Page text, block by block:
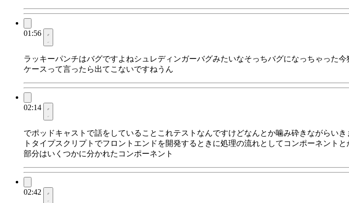
01:56
ラッキーパンチはバグですよねシュレディンガーバグみたいなそっちバグになっちゃった
ケースって言ったら出てこないですねうん
02:14
でポッドキャストで話をしていることこれテストなんですけどなんとか噛み砕きながらい
トタイプスクリプトでフロントエンドを開発するときに処理の流れとしてコンポーネント
部分はいくつかに分かれたコンポーネント
02:42